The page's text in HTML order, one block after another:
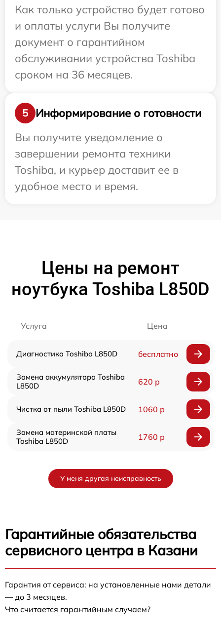
Как только устройство будет готово
и оплаты услуги Вы получите
документ о гарантийном
обслуживании устройства Toshiba
сроком на 36 месяцев.
5
Информирование о готовности
Вы получите уведомление о
завершении ремонта техники
Toshiba, и курьер доставит ее в
удобное место и время.
Цены на ремонт
ноутбука Toshiba L850D
Услуга Цена
Диагностика Toshiba L850D бесплатно
Замена аккумулятора Toshiba
L850D
620 р
Чистка от пыли Toshiba L850D 1060 р
Замена материнской платы
Toshiba L850D
1760 р
У меня другая неисправность
Гарантийные обязательства
сервисного центра в Казани
Гарантия от сервиса: на установленные нами детали
— до 3 месяцев.
Что считается гарантийным случаем?